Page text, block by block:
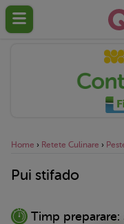
Home › Retete Culinare ›
Pui stifado
Timp preparare: